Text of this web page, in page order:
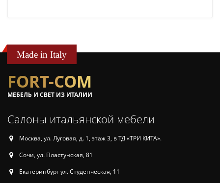
Made in Italy
FORT-COM
МЕБЕЛЬ И СВЕТ ИЗ ИТАЛИИ
Салоны итальянской мебели
Москва, ул. Луговая, д. 1, этаж 3, в ТД «ТРИ КИТА».
Сочи, ул. Пластунская, 81
Екатеринбург ул. Студенческая, 11